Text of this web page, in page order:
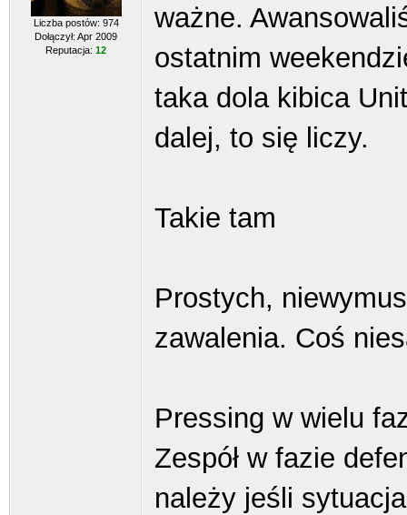
Liczba postów: 974
Dołączył: Apr 2009
Reputacja: 12
ważne.
ostatnim
taka dola kibica
dalej, to się liczy.
Takie tam
Prostych,
zawalenia. Coś
Pressing w wielu
Zespół w fazie
należy jeśli